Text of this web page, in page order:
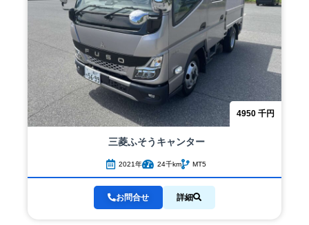
4950 千円
三菱ふそう キャンター
2021年 24千km MT5
お問合せ 詳細